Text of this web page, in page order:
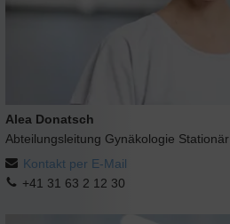
Alea Donatsch
Abteilungsleitung Gynäkologie Stationär
Kontakt per E-Mail
+41 31 63 2 12 30